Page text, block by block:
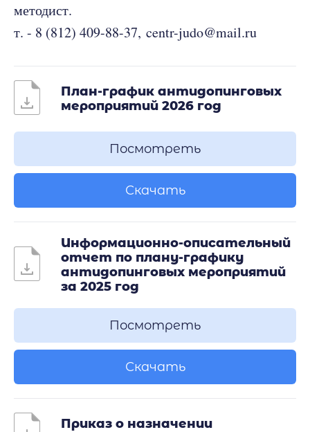
методист.
т. - 8 (812) 409-88-37, centr-judo@mail.ru
План-график антидопинговых
мероприятий 2026 год
Посмотреть
Скачать
Информационно-описательный
отчет по плану-графику
антидопинговых мероприятий
за 2025 год
Посмотреть
Скачать
Приказ о назначении